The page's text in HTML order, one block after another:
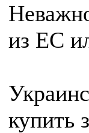
из ЕС
купить